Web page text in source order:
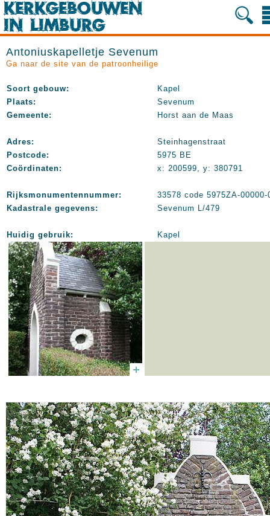
Antoniuskapelletje Sevenum
Ga naar de site van de patroonheilige
Soort gebouw:
Kapel
Plaats:
Sevenum
Gemeente:
Horst aan de Maas
Adres:
Steinhagenstraat
Postcode:
5975 BE
Coördinaten:
x: 200599, y: 380791
Rijksmonumentennummer:
33578 code 5975ZA-00000-
Kadastrale gegevens:
Sevenum L/479
Huidig gebruik: Kapel